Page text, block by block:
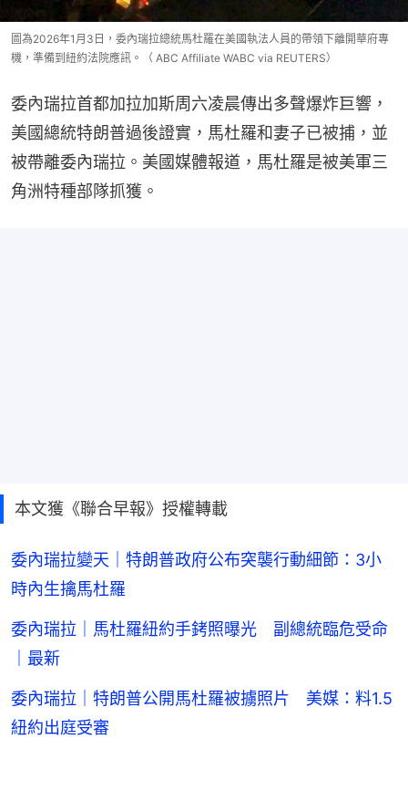
圖為2026年1月3日，委內瑞拉總統馬杜羅在美國執法人員的帶領下離開華府專
機，準備到紐約法院應訊。（ ABC Affiliate WABC via REUTERS）
委內瑞拉首都加拉加斯周六凌晨傳出多聲爆炸巨響，
美國總統特朗普過後證實，馬杜羅和妻子已被捕，並
被帶離委內瑞拉。美國媒體報道，馬杜羅是被美軍三
角洲特種部隊抓獲。
本文獲《聯合早報》授權轉載
委內瑞拉變天｜特朗普政府公布突襲行動細節：3小
時內生擒馬杜羅
委內瑞拉｜馬杜羅紐約手銬照曝光 副總統臨危受命
｜最新
委內瑞拉｜特朗普公開馬杜羅被擄照片 美媒：料1.5
紐約出庭受審